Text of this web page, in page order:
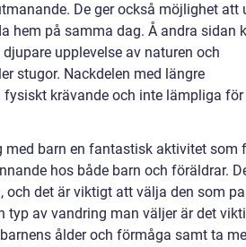
De ger också möjlighet att
hem på samma dag. Å andra sidan
upplevelse av naturen och
stugor. Nackdelen med längre
fysiskt krävande och inte lämpliga
barn en fantastisk aktivitet som
hos både barn och föräldrar.
och det är viktigt att välja den som
typ av vandring man väljer är det
ålder och förmåga samt ta